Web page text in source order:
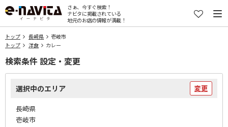
さぁ、今すぐ検索！
ナビタに掲載されている
地元のお店の情報が満載！
トップ 長崎県
壱岐市
トップ
洋食 カレー
検索条件 設定・変更
選択中のエリア 変更
長崎県
壱岐市